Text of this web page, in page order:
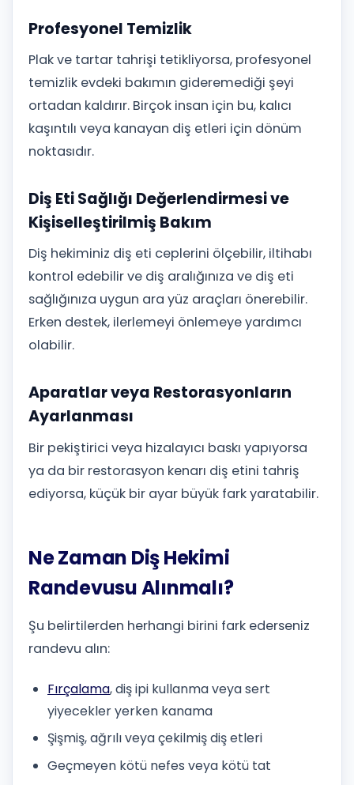
Profesyonel Temizlik
Plak ve tartar tahrişi tetikliyorsa, profesyonel
temizlik evdeki bakımın gideremediği şeyi
ortadan kaldırır. Birçok insan için bu, kalıcı
kaşıntılı veya kanayan diş etleri için dönüm
noktasıdır.
Diş Eti Sağlığı Değerlendirmesi ve
Kişiselleştirilmiş Bakım
Diş hekiminiz diş eti ceplerini ölçebilir, iltihabı
kontrol edebilir ve diş aralığınıza ve diş eti
sağlığınıza uygun ara yüz araçları önerebilir.
Erken destek, ilerlemeyi önlemeye yardımcı
olabilir.
Aparatlar veya Restorasyonların
Ayarlanması
Bir pekiştirici veya hizalayıcı baskı yapıyorsa
ya da bir restorasyon kenarı diş etini tahriş
ediyorsa, küçük bir ayar büyük fark yaratabilir.
Ne Zaman Diş Hekimi
Randevusu Alınmalı?
Şu belirtilerden herhangi birini fark ederseniz
randevu alın:
Fırçalama, diş ipi kullanma veya sert
yiyecekler yerken kanama
Şişmiş, ağrılı veya çekilmiş diş etleri
Geçmeyen kötü nefes veya kötü tat